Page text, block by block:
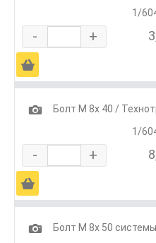
1/
- +
Ä
1
Болт М 8х 40 /
1/
- +
Ä
1
Болт М 8х 50